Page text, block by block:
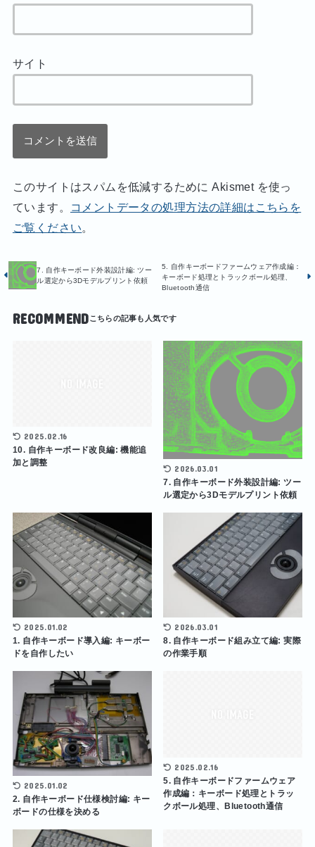
サイト
このサイトはスパムを低減するために Akismet を使っ
ています。
コメントデータの処理方法の詳細はこちらを
ご覧ください。
7. 自作キーボード外装設計編: ツー
ル選定から3Dモデルプリント依頼
5. 自作キーボードファームウェア作成編：
キーボード処理とトラックボール処理、
Bluetooth通信
RECOMMEND
2025.02.16
10. 自作キーボード改良編: 機能追
加と調整
2026.03.01
7. 自作キーボード外装設計編: ツー
ル選定から3Dモデルプリント依頼
2025.01.02
1. 自作キーボード導入編: キーボー
ドを自作したい
2026.03.01
8. 自作キーボード組み立て編: 実際
の作業手順
2025.01.02
2. 自作キーボード仕様検討編: キー
ボードの仕様を決める
2025.02.16
5. 自作キーボードファームウェア
作成編：キーボード処理とトラッ
クボール処理、Bluetooth通信